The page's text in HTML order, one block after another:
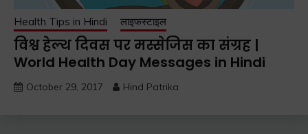
Health Tips in Hindi लाइफस्टाइल
विश्व हेल्थ दिवस पर मस्सेजिस का संग्रह |
World Health Day Messages in Hindi
October 29, 2017 Hind Patrika